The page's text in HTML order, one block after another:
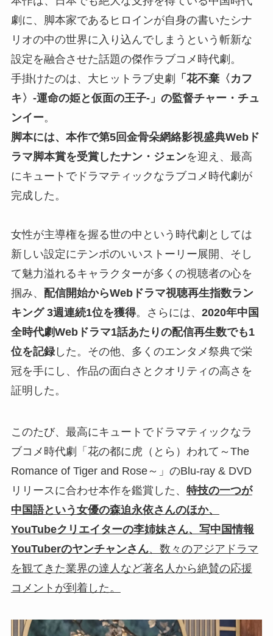
劇に、脚本家であるヒロインが自身の書いたシナ
リオの中の世界に入り込んでしまうという斬新な
設定を融合させた話題の傑作ラブコメ時代劇。
手掛けたのは、大ヒットラブ史劇
「花不棄〈カフ
キ〉-運命の姫と仮面の王子-」の監督チャー・チュ
ンイー。
脚本には、本作で第5回金骨朵網絡影視盛典Webド
ラマ脚本賞を受賞したナン・ジェンを迎え、最高
にキュートでドラマティックなラブコメ時代劇が
完成した。
女性が主導権を握る世の中という時代劇としては
新しい設定にテンポのいいストーリー展開、そし
て魅力溢れるキャラクターが多くの視聴者の心を
掴み、 配信開始からWebドラマ視聴再生指数ラン
キング 3週連続1位を獲得。さらには、 2020年中国
全時代劇Webドラマ1話あたりの配信再生数でも1
位を記録した。その他、多くのエンタメ祭典で栄
冠を手にし、作品の面白さとクオリティの高さを
証明した。
このたび、最高にキュートでドラマティックなラ
ブコメ時代劇「花の都に虎（とら）われて～The
Romance of Tiger and Rose～」のBlu-ray & DVD
リリースに合わせ本作を鑑賞した、 特技の一つが
中国語という女優の森迫永依さんのほか、
YouTubeクリエイターの李姉妹さん、写中国情報
YouTuberのヤンチャンさん、数々のアジアドラマ
を観てきた業界の達人など著名人から絶賛の応援
コメントが到着した。